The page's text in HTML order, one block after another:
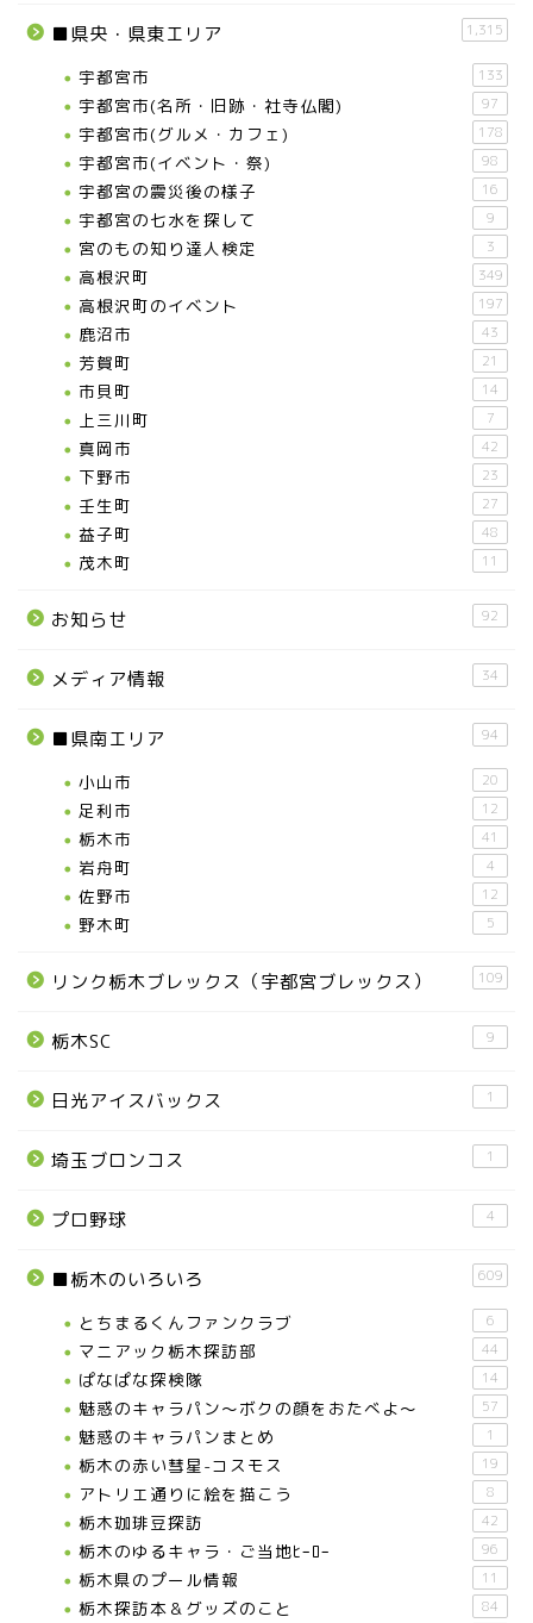
■県央・県東エリア 1,315
宇都宮市 133
宇都宮市(名所・旧跡・社寺仏閣) 97
宇都宮市(グルメ・カフェ) 178
宇都宮市(イベント・祭) 98
宇都宮の震災後の様子 16
宇都宮の七水を探して 9
宮のもの知り達人検定 3
高根沢町 349
高根沢町のイベント 197
鹿沼市 43
芳賀町 21
市貝町 14
上三川町 7
真岡市 42
下野市 23
壬生町 27
益子町 48
茂木町 11
お知らせ 92
メディア情報 34
■県南エリア 94
小山市 20
足利市 12
栃木市 41
岩舟町 4
佐野市 12
野木町 5
リンク栃木ブレックス（宇都宮ブレックス） 109
栃木SC 9
日光アイスバックス 1
埼玉ブロンコス 1
プロ野球 4
■栃木のいろいろ 609
とちまるくんファンクラブ 6
マニアック栃木探訪部 44
ぱなぱな探検隊 14
魅惑のキャラパン～ボクの顔をおたべよ～ 57
魅惑のキャラパンまとめ 1
栃木の赤い彗星-コスモス 19
アトリエ通りに絵を描こう 8
栃木珈琲豆探訪 42
栃木のゆるキャラ・ご当地ﾋｰﾛｰ 96
栃木県のプール情報 11
栃木探訪本＆グッズのこと 84